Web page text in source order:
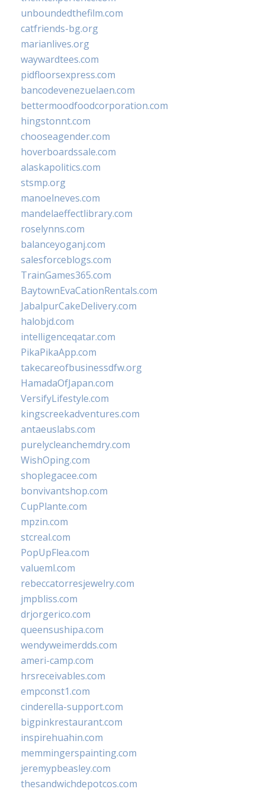
unboundedthefilm.com
catfriends-bg.org
marianlives.org
waywardtees.com
pidfloorsexpress.com
bancodevenezuelaen.com
bettermoodfoodcorporation.com
hingstonnt.com
chooseagender.com
hoverboardssale.com
alaskapolitics.com
stsmp.org
manoelneves.com
mandelaeffectlibrary.com
roselynns.com
balanceyoganj.com
salesforceblogs.com
TrainGames365.com
BaytownEvaCationRentals.com
JabalpurCakeDelivery.com
halobjd.com
intelligenceqatar.com
PikaPikaApp.com
takecareofbusinessdfw.org
HamadaOfJapan.com
VersifyLifestyle.com
kingscreekadventures.com
antaeuslabs.com
purelycleanchemdry.com
WishOping.com
shoplegacee.com
bonvivantshop.com
CupPlante.com
mpzin.com
stcreal.com
PopUpFlea.com
valueml.com
rebeccatorresjewelry.com
jmpbliss.com
drjorgerico.com
queensushipa.com
wendyweimerdds.com
ameri-camp.com
hrsreceivables.com
empconst1.com
cinderella-support.com
bigpinkrestaurant.com
inspirehuahin.com
memmingerspainting.com
jeremypbeasley.com
thesandwichdepotcos.com